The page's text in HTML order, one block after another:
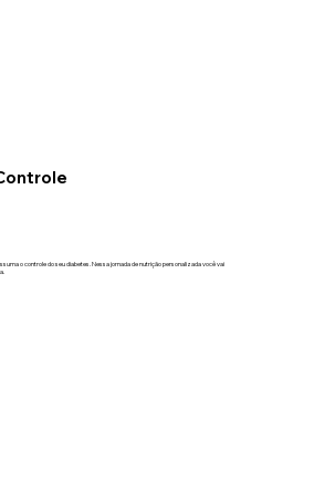
o controle do seu diabetes. Nessa jornada de nutrição personalizada você vai